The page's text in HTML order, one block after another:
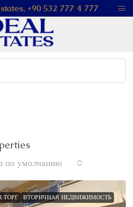
+90 532 777 4 777
по умолчанию
ТОРГ ВТОРИЧНАЯ НЕДВИЖИМОСТЬ